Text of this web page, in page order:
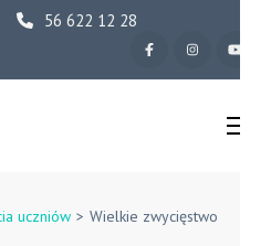
56 622 12 28
w
uczniów > Wielkie zwycięstwo